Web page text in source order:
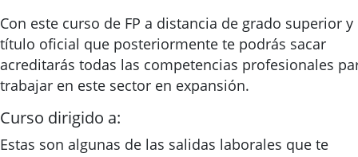
Con este curso de FP a distancia de grado superior y
título oficial que posteriormente te podrás sacar
acreditarás todas las competencias profesionales
trabajar en este sector en expansión.
Curso dirigido a:
Estas son algunas de las salidas laborales que te